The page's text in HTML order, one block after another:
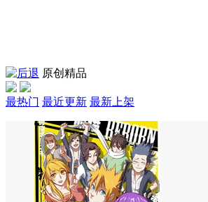
原创精品
最热门 最近更新 最新上架